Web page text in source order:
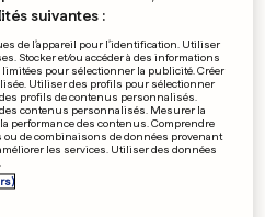
suivantes :
de l’appareil pour l’identification. Utiliser
Stocker et/ou accéder à des informations
pour sélectionner la publicité. Créer
Utiliser des profils pour sélectionner
profils de contenus personnalisés.
contenus personnalisés. Mesurer la
performance des contenus. Comprendre
de combinaisons de données provenant
les services. Utiliser des données